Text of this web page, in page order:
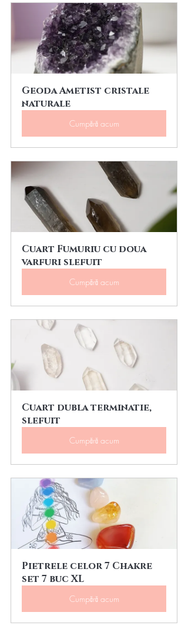
Geoda Ametist cristale
naturale
Cumpără acum
Cuart Fumuriu cu doua
varfuri slefuit
Cumpără acum
Cuart dubla terminatie,
slefuit
Cumpără acum
Pietrele celor 7 Chakre
set 7 buc XL
Cumpără acum